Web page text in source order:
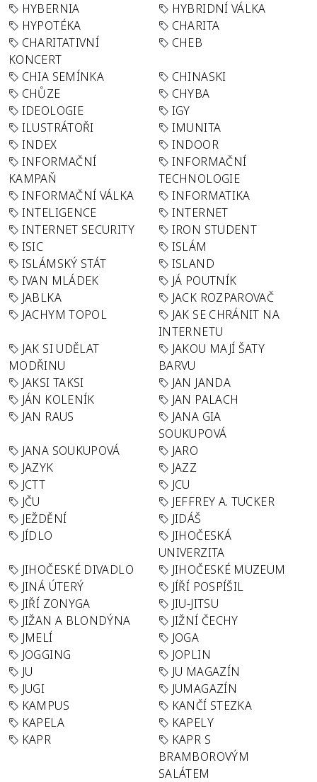
HYBERNIA
HYBRIDNÍ VÁLKA
HYPOTÉKA
CHARITA
CHARITATIVNÍ
KONCERT
CHEB
CHIA SEMÍNKA
CHINASKI
CHŮZE
CHYBA
IDEOLOGIE
IGY
ILUSTRÁTOŘI
IMUNITA
INDEX
INDOOR
INFORMAČNÍ
KAMPAŇ
INFORMAČNÍ
TECHNOLOGIE
INFORMAČNÍ VÁLKA
INFORMATIKA
INTELIGENCE
INTERNET
INTERNET SECURITY
IRON STUDENT
ISIC
ISLÁM
ISLÁMSKÝ STÁT
ISLAND
IVAN MLÁDEK
JÁ POUTNÍK
JABLKA
JACK ROZPAROVAČ
JACHYM TOPOL
JAK SE CHRÁNIT NA
INTERNETU
JAK SI UDĚLAT
MODŘINU
JAKOU MAJÍ ŠATY
BARVU
JAKSI TAKSI
JAN JANDA
JÁN KOLENÍK
JAN PALACH
JAN RAUS
JANA GIA
SOUKUPOVÁ
JANA SOUKUPOVÁ
JARO
JAZYK
JAZZ
JCTT
JCU
JČU
JEFFREY A. TUCKER
JEŽDĚNÍ
JIDÁŠ
JÍDLO
JIHOČESKÁ
UNIVERZITA
JIHOČESKÉ DIVADLO
JIHOČESKÉ MUZEUM
JINÁ ÚTERÝ
JÍŘÍ POSPÍŠIL
JIŘÍ ZONYGA
JIU-JITSU
JIŽAN A BLONDÝNA
JIŽNÍ ČECHY
JMELÍ
JOGA
JOGGING
JOPLIN
JU
JU MAGAZÍN
JUGI
JUMAGAZÍN
KAMPUS
KANČÍ STEZKA
KAPELA
KAPELY
KAPR
KAPR S
BRAMBOROVÝM
SALÁTEM